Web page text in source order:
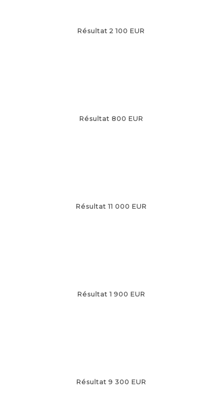
Résultat 2 100 EUR
Résultat 800 EUR
Résultat 11 000 EUR
Résultat 1 900 EUR
Résultat 9 300 EUR